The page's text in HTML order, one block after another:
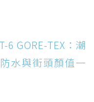
6 GORE-TEX：潮
水與街頭顏值一